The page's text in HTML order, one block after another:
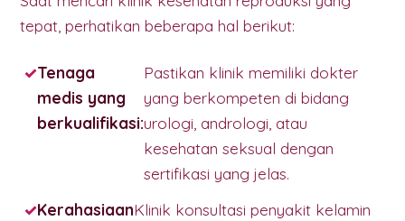
tepat, perhatikan beberapa hal berikut:
Tenaga
medis yang
berkualifikasi:
Pastikan klinik memiliki dokter
yang berkompeten di bidang
urologi, andrologi, atau
kesehatan seksual dengan
sertifikasi yang jelas.
KerahasiaanKlinik konsultasi penyakit kelamin